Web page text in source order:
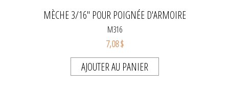
MÈCHE 3/16" POUR POIGNÉE D'ARMOIRE
M316
7,08 $
AJOUTER AU PANIER